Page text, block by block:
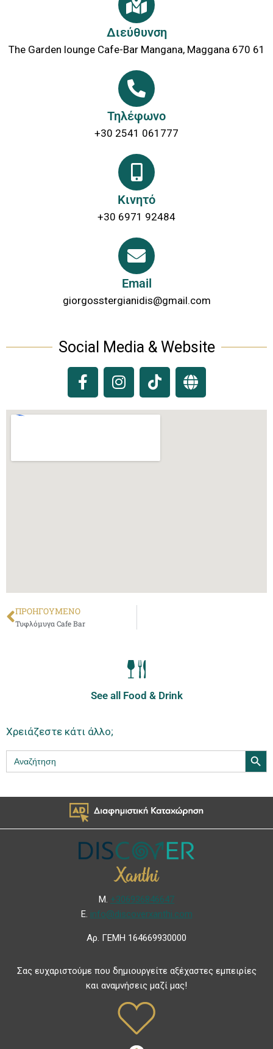
Διεύθυνση
The Garden lounge Cafe-Bar Mangana, Maggana 670 61
Τηλέφωνο
+30 2541 061777
Κινητό
+30 6971 92484
Email
giorgosstergianidis@gmail.com
Social Media & Website
ΠΡΟΗΓΟΎΜΕΝΟ
Τυφλόμυγα Cafe Bar
See all Food & Drink
Χρειάζεστε κάτι άλλο;
Search
for:
Search
Μ. +306936846647
Ε. info@discoverxanthi.com
Αρ. ΓΕΜΗ 164669930000
Σας ευχαριστούμε που δημιουργείτε αξέχαστες εμπειρίες
και αναμνήσεις μαζί μας!